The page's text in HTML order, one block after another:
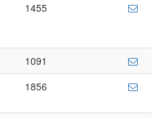
1455
1091
1856